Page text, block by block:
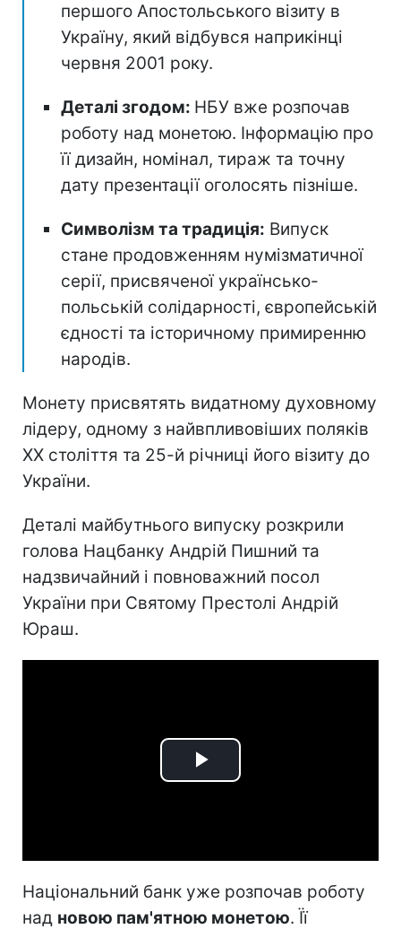
першого Апостольського візиту в
Україну, який відбувся наприкінці
червня 2001 року.
Деталі згодом: НБУ вже розпочав
роботу над монетою. Інформацію про
її дизайн, номінал, тираж та точну
дату презентації оголосять пізніше.
Символізм та традиція: Випуск
стане продовженням нумізматичної
серії, присвяченої українсько-
польській солідарності, європейській
єдності та історичному примиренню
народів.
Монету присвятять видатному духовному
лідеру, одному з найвпливовіших поляків
ХХ століття та 25-й річниці його візиту до
України.
Деталі майбутнього випуску розкрили
голова Нацбанку Андрій Пишний та
надзвичайний і повноважний посол
України при Святому Престолі Андрій
Юраш.
Play
Національний банк уже розпочав роботу
над новою пам'ятною монетою. Її